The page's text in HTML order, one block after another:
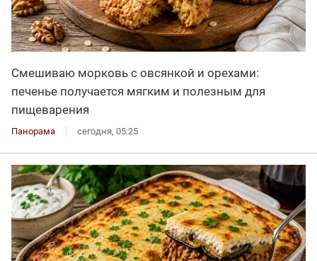
Смешиваю морковь с овсянкой и орехами:
печенье получается мягким и полезным для
пищеварения
Панорама сегодня, 05:25